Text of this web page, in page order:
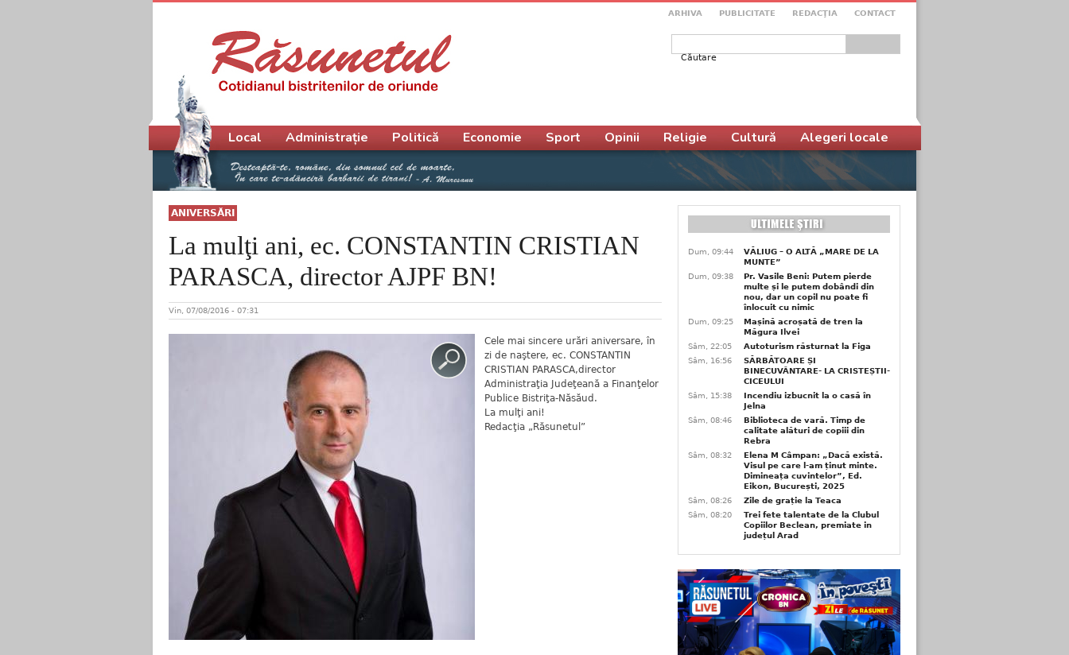
ARHIVA PUBLICITATE REDACŢIA CONTACT
Formular de căutare
ANIVERSĂRI
La mulţi ani, ec. CONSTANTIN CRISTIAN
PARASCA, director AJPF BN!
Vin, 07/08/2016 - 07:31
Cele mai sincere urări aniversare, în
zi de naştere, ec. CONSTANTIN
CRISTIAN PARASCA,director
Administraţia Judeţeană a Finanţelor
Publice Bistriţa-Năsăud.
La mulţi ani!
Redacţia „Răsunetul”
Meniu principal
Local Administrație Politică Economie Sport Opinii Religie Cultură Alegeri locale
Dum, 09:44
VĂLIUG – O ALTĂ „MARE DE LA
MUNTE”
Dum, 09:38
Pr. Vasile Beni: Putem pierde
multe și le putem dobândi din
nou, dar un copil nu poate fi
înlocuit cu nimic
Dum, 09:25
Mașină acroșată de tren la
Măgura Ilvei
Sâm, 22:05
Autoturism răsturnat la Figa
Sâm, 16:56
SĂRBĂTOARE ȘI
BINECUVÂNTARE- LA CRISTEȘTII-
CICEULUI
Sâm, 15:38
Incendiu izbucnit la o casă în
Jelna
Sâm, 08:46
Biblioteca de vară. Timp de
calitate alături de copiii din
Rebra
Sâm, 08:32
Elena M Câmpan: „Dacă există.
Visul pe care l-am ținut minte.
Dimineața cuvintelor”, Ed.
Eikon, București, 2025
Sâm, 08:26
Zile de grație la Teaca
Sâm, 08:20
Trei fete talentate de la Clubul
Copiilor Beclean, premiate in
județul Arad